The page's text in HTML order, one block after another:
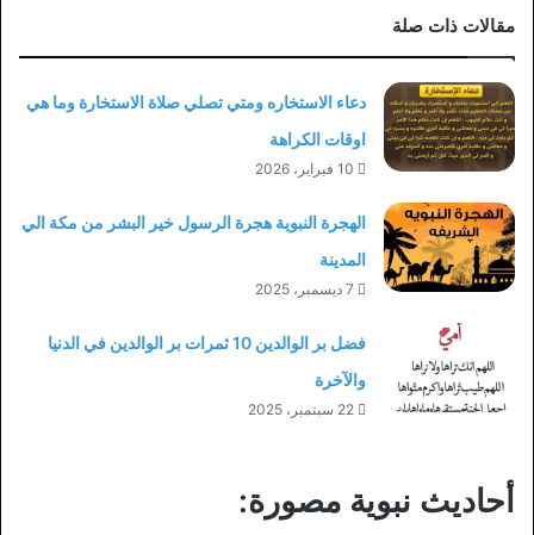
مقالات ذات صلة
دعاء الاستخاره ومتي تصلي صلاة الاستخارة وما هي
اوقات الكراهة
10 فبراير، 2026
الهجرة النبوية هجرة الرسول خير البشر من مكة الي
المدينة
7 ديسمبر، 2025
فضل بر الوالدين 10 ثمرات بر الوالدين في الدنيا
والآخرة
22 سبتمبر، 2025
أحاديث نبوية مصورة: